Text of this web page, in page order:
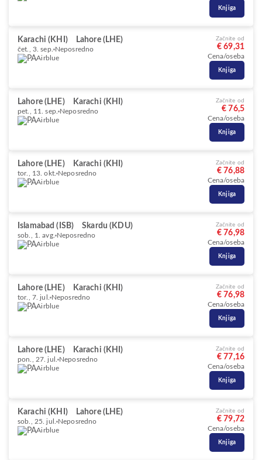
Knjiga
Karachi (KHI) Lahore (LHE)
čet., 3. sep. Neposredno
Airblue
Začnite od
€ 69,31
Cena/oseba
Knjiga
Lahore (LHE) Karachi (KHI)
pet., 11. sep. Neposredno
Airblue
Začnite od
€ 76,5
Cena/oseba
Knjiga
Lahore (LHE) Karachi (KHI)
tor., 13. okt. Neposredno
Airblue
Začnite od
€ 76,88
Cena/oseba
Knjiga
Islamabad (ISB) Skardu (KDU)
sob., 1. avg. Neposredno
Airblue
Začnite od
€ 76,98
Cena/oseba
Knjiga
Lahore (LHE) Karachi (KHI)
tor., 7. jul.
Neposredno
Airblue
Začnite od
€ 76,98
Cena/oseba
Knjiga
Lahore (LHE) Karachi (KHI)
pon., 27. jul.
Neposredno
Airblue
Začnite od
€ 77,16
Cena/oseba
Knjiga
Karachi (KHI) Lahore (LHE)
sob., 25. jul.
Neposredno
Airblue
Začnite od
€ 79,72
Cena/oseba
Knjiga